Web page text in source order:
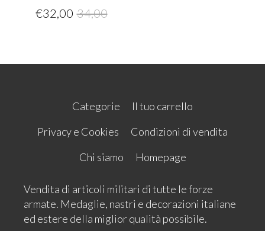
€32,00 34,00
Categorie
Il tuo carrello
Privacy e Cookies
Condizioni di vendita
Chi siamo
Homepage
Vendita di articoli militari di tutte le forze
armate. Medaglie, nastri e decorazioni italiane
ed estere della miglior qualità possibile.